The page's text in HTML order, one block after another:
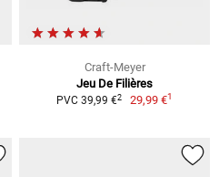
Craft-Meyer
Jeu De Filières
PVC 39,99 €2 29,99 €1